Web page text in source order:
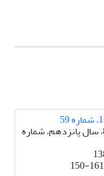
بهار 85، سال پانزدهم، شماره
150-161